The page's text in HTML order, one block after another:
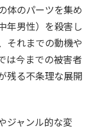
体のパーツを集め
年男性）を殺害し
それまでの動機や
は今までの被害者
残る不条理な展開
ジャンル的な変